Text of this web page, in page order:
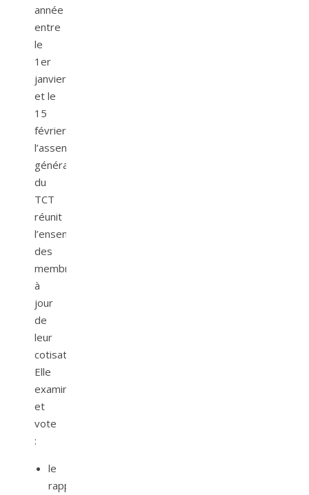
année
entre
le
1er
janvier
et le
15
février,
l’assemblée
générale
du
TCT
réunit
l’ensemble
des
membres
à
jour
de
leur
cotisation.
Elle
examine
et
vote
:
le
rapport